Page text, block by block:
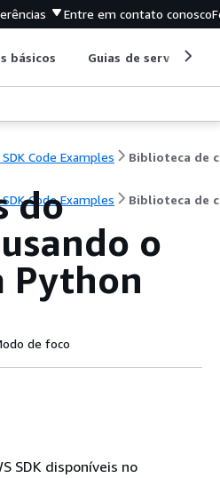
Entre em contato conosco
básicos Guias de serviço
SDK Code Examples
SDK Code Examples Biblioteca de
do
o
Python
de foco
SDK disponíveis no